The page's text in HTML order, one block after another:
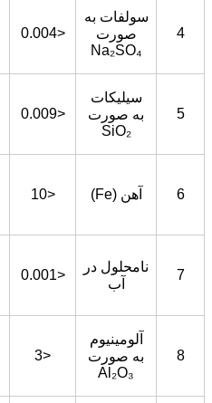
4
سولفات به
صورت
Na₂SO₄
<0.004
5
سیلیکات
به صورت
SiO₂
<0.009
6 آهن (Fe) <10
7
نامحلول در
آب
<0.001
8
آلومینیوم
به صورت
Al₂O₃
<3